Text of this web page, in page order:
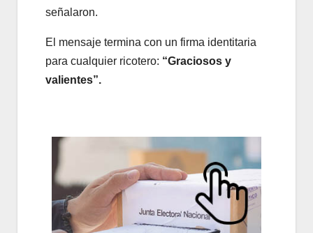
señalaron.
El mensaje termina con un firma identitaria
para cualquier ricotero: “Graciosos y
valientes”.